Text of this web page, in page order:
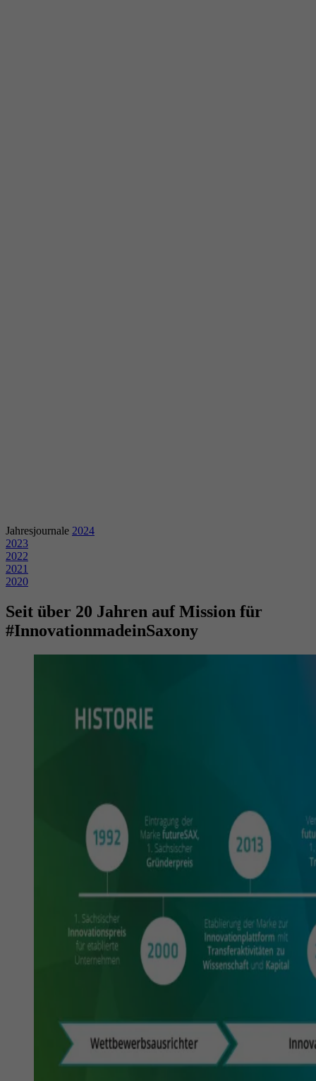
Jahresjournale 2024
2023
2022
2021
2020
Seit über 20 Jahren auf Mission für
#InnovationmadeinSaxony